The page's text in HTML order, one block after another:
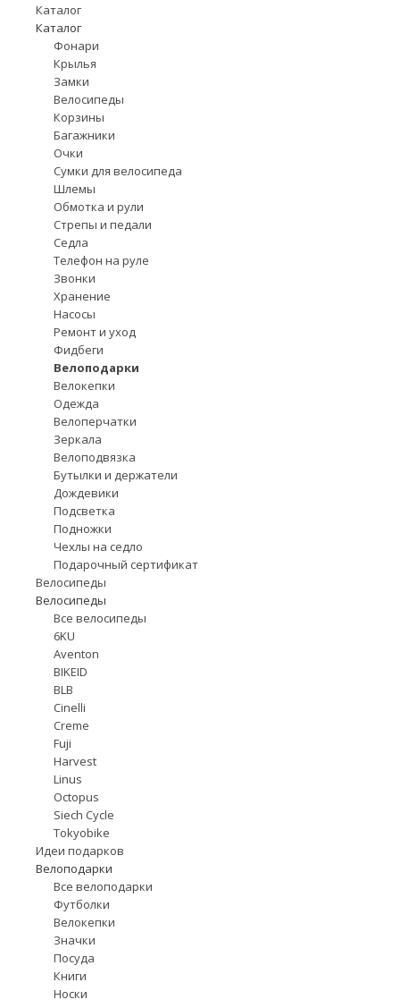
Каталог
Каталог
Фонари
Крылья
Замки
Велосипеды
Корзины
Багажники
Очки
Сумки для велосипеда
Шлемы
Обмотка и рули
Стрепы и педали
Седла
Телефон на руле
Звонки
Хранение
Насосы
Ремонт и уход
Фидбеги
Велоподарки
Велокепки
Одежда
Велоперчатки
Зеркала
Велоподвязка
Бутылки и держатели
Дождевики
Подсветка
Подножки
Чехлы на седло
Подарочный сертификат
Велосипеды
Велосипеды
Все велосипеды
6KU
Aventon
BIKEID
BLB
Cinelli
Creme
Fuji
Harvest
Linus
Octopus
Siech Cycle
Tokyobike
Идеи подарков
Велоподарки
Все велоподарки
Футболки
Велокепки
Значки
Посуда
Книги
Носки